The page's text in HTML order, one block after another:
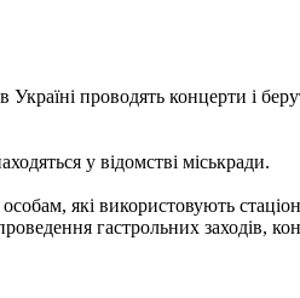
проводять концерти і
у відомстві міськради.
які використовують
гастрольних заходів,